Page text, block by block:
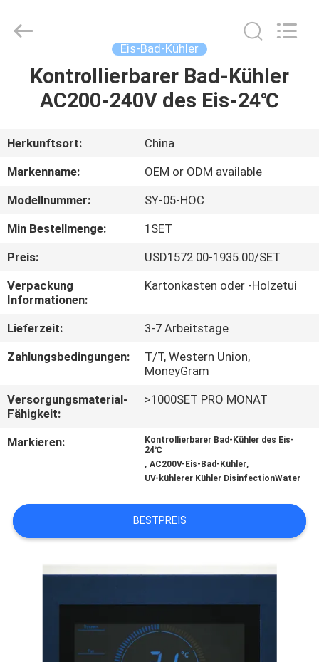
HAUS
ÜBER
UNS
FABRIK-
AUSFLUG
QUALITÄTSKONTROLLE
TRETEN
MIT
UNS
IN
NACHRICHTEN
FORDERN
Electronics
Eis-Bad-Kühler
Kontrollierbarer Bad-Kühler
AC200-240V des Eis-24℃
Herkunftsort:
China
Markenname:
OEM or ODM available
Modellnummer:
SY-05-HOC
Min Bestellmenge:
1SET
Preis:
USD1572.00-1935.00/SET
Verpackung
Informationen:
Kartonkasten oder -Holzetui
Lieferzeit:
3-7 Arbeitstage
Zahlungsbedingungen:
T/T, Western Union,
MoneyGram
Versorgungsmaterial-
Fähigkeit:
>1000SET PRO MONAT
Markieren:
Kontrollierbarer Bad-Kühler des Eis-
24℃
,AC200V-Eis-Bad-Kühler,
UV-kühlerer Kühler DisinfectionWater
BESTPREIS